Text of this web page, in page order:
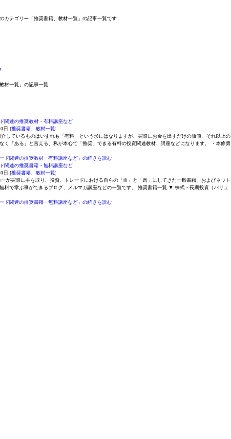
カテゴリー「推奨書籍、教材一覧」の記事一覧です
材一覧」の記事一覧
関連の推奨教材・有料講座など
日 [推奨書籍、教材一覧]
しているものはいずれも「有料」という形にはなりますが、実際にお金を出すだけの価値、それ以上の
く「ある」と言える、私が本心で「推奨」できる有料の投資関連教材、講座などになります。 ・本條勇
ード関連の推奨教材・有料講座など」の続きを読む
関連の推奨書籍・無料講座など
日 [推奨書籍、教材一覧]
が実際に手を取り、投資、トレードにおける自らの「血」と「肉」にしてきた一般書籍、およびネット
料で学ぶ事ができるブログ、メルマガ講座などの一覧です。 推奨書籍一覧 ▼ 株式・長期投資（バリュ
ード関連の推奨書籍・無料講座など」の続きを読む